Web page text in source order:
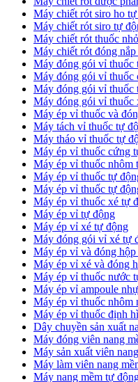
​Máy chiết rót siro ho
​Máy chiết rót siro tự
​Máy chiết rót thuốc
​Máy chiết rót đóng
​Máy đóng gói vỉ thuốc
Máy đóng gói vỉ thuốc
Máy đóng gói vỉ thuốc
Máy đóng gói vỉ thuốc
​Máy ép vỉ thuốc và
​Máy tách vỉ thuốc tự
​Máy tháo vỉ thuốc tự
​Máy ép vỉ thuốc cứng
Máy ép vỉ thuốc nhôm
Máy ép vỉ thuốc tự
​Máy ép vỉ thuốc tự
​Máy ép vỉ thuốc xé tự
​Máy ép vỉ tự động
​Máy ép vỉ xé tự động
​Máy đóng gói vỉ xé tự
​Máy ép vỉ và đóng
​Máy ép vỉ xé và đóng
​Máy ép vỉ thuốc nước
​Máy ép vỉ ampoule
Máy ép vỉ thuốc nhôm
​Máy ép vỉ thuốc định
​Dây chuyền sản xuất
Máy đóng viên nang
​Máy sản xuất viên
Máy làm viên nang
Máy nang mềm tự